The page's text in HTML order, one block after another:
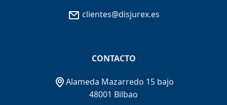
clientes@disjurex.es
CONTACTO
Alameda Mazarredo 15 bajo
48001 Bilbao